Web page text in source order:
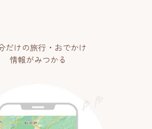
だけの旅行・おでかけ
情報がみつかる